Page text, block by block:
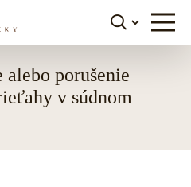
alebo porušenie
v súdnom